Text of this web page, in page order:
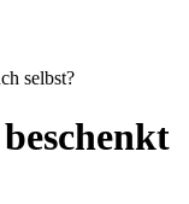
selbst?